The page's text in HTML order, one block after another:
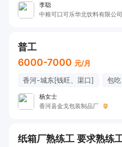
李聪
中粮可口可乐华北饮料有限公司
普工
6000-7000 元/月
香河-城东[钱旺、渠口] 包吃
杨女士
香河县金戈包装制品厂